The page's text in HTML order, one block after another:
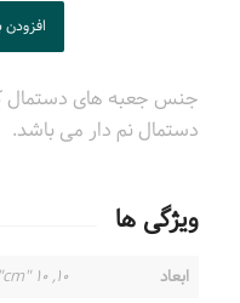
دستمال نم دار می باشد.
ویژگی ها
ابعاد
۱۰, ۱۰ "cm"